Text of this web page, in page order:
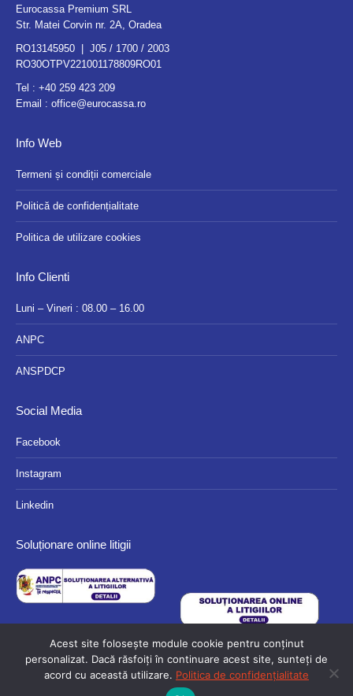
Eurocassa Premium SRL
Str. Matei Corvin nr. 2A, Oradea
RO13145950 | J05 / 1700 / 2003
RO30OTPV221001178809RO01
Tel : +40 259 423 209
Email : office@eurocassa.ro
Info Web
Termeni și condiții comerciale
Politică de confidențialitate
Politica de utilizare cookies
Info Clienti
Luni – Vineri : 08.00 – 16.00
ANPC
ANSPDCP
Social Media
Facebook
Instagram
Linkedin
Soluționare online litigii
© 2024 Eurocassa - Toate drepturile rezervate.
Acest site folosește module cookie pentru conținut
personalizat. Dacă răsfoiți în continuare acest site, sunteți de
acord cu această utilizare. Politica de confidențialitate